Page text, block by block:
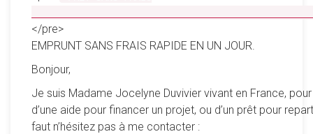
</pre>
EMPRUNT SANS FRAIS RAPIDE EN UN JOUR.
Bonjour,
Je suis Madame Jocelyne Duvivier vivant en France,
d’une aide pour financer un projet, ou d’un prêt pour
faut n’hésitez pas à me contacter :